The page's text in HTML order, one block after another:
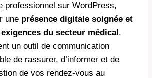
professionnel sur WordPress,
une présence digitale soignée et
du secteur médical.
un outil de communication
de rassurer, d’informer et de
de vos rendez-vous au